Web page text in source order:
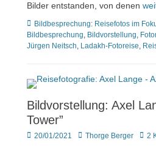
Bilder entstanden, von denen
Kategorien
Bildbesprechung: Reisefotos im
Bildbesprechung, Bildvorstellung,
Jürgen Neitsch, Ladakh-Fotoreise,
Bildvorstellung: Axel
Tower”
Veröffentlicht
20/01/2021 Author
Thorge Berger 2